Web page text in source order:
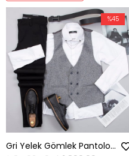
Gri Yelek Gömlek Pantolon Ayakkabı Kombin
%45